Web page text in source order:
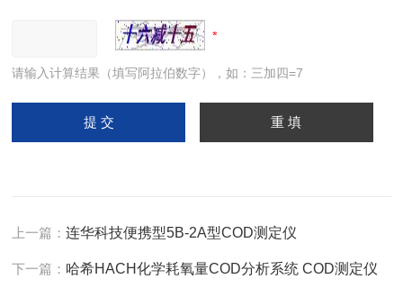
请输入计算结果（填写阿拉伯数字），如：三加四=7
上一篇：连华科技便携型5B-2A型COD测定仪
下一篇： 哈希HACH化学耗氧量COD分析系统 COD测定仪